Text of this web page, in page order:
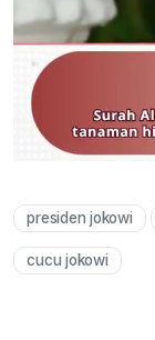
presiden jokowi
cucu jokowi